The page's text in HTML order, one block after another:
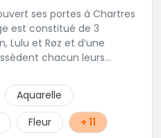
ses portes à Chartres
est constitué de 3
Lulu et Røz et d’une
chacun leurs
de pouvoir construire un
est
une semaine par mois au
Aquarelle
Fleur + 11